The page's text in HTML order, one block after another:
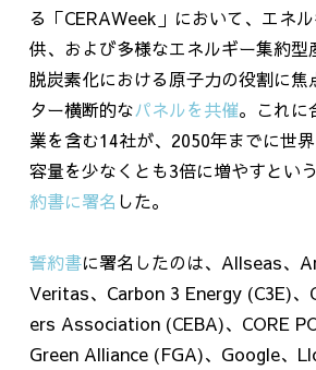
る「CERAWeek 」において、エネ
供、および多様なエネルギー集約型
脱炭素化における原子力の役割に焦
ター横断的なパネルを共催。これに
業を含む14社が、2050年までに世
容量を少なくとも3倍に増やすとい
約書に署名 した。
誓約書に署名したのは、 Allseas、
Veritas、 Carbon 3 Energy (C3E)、
ers Association (CEBA)、 CORE
Green Alliance (FGA)、 Google、